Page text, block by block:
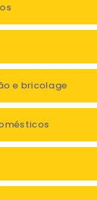
e bricolage